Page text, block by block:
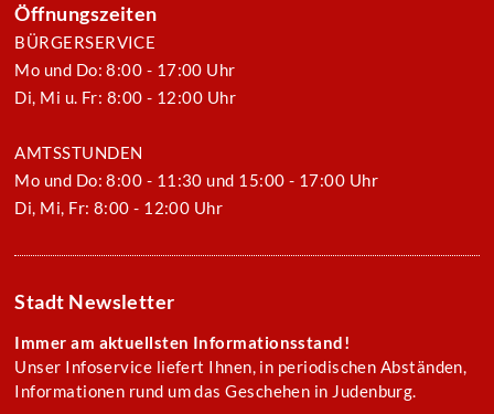
Öffnungszeiten
BÜRGERSERVICE
Mo und Do: 8:00 - 17:00 Uhr
Di, Mi u. Fr: 8:00 - 12:00 Uhr
AMTSSTUNDEN
Mo und Do: 8:00 - 11:30 und 15:00 - 17:00 Uhr
Di, Mi, Fr: 8:00 - 12:00 Uhr
Stadt Newsletter
Immer am aktuellsten Informationsstand!
Unser Infoservice liefert Ihnen, in periodischen Abständen,
Informationen rund um das Geschehen in Judenburg.